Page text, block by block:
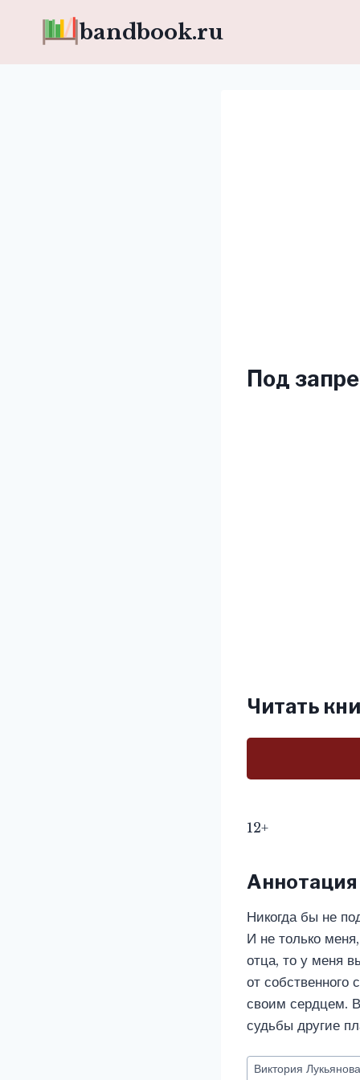
bandbook.ru
Под
Читать
12+
Аннотация
Никогда бы не
И не только
отца, то у меня
от собственного
своим сердцем.
судьбы другие
Метки
Виктория Лукьянова